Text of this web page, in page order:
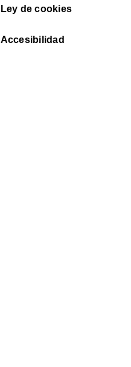
Ley de cookies
Accesibilidad